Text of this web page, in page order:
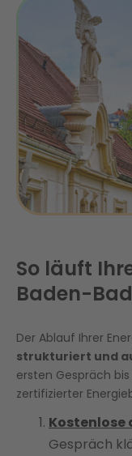
So läuft
Baden-
Der Ablauf Ihrer
strukturiert und
ersten Gespräch
zertifizierter
Gespräch